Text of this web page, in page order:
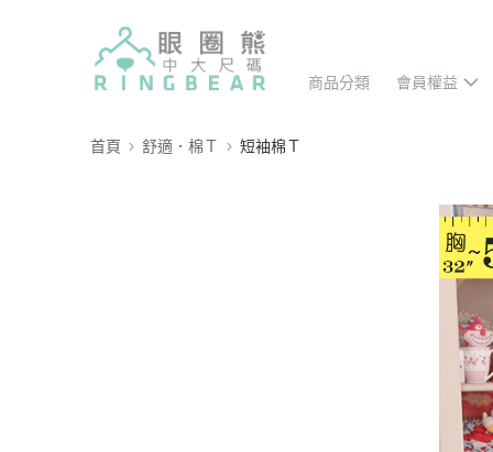
商品分類 會員權益
首頁 舒適．棉Ｔ 短袖棉Ｔ